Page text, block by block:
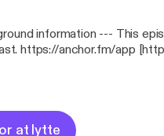
episode is sponsored by ·
https://anchor.fm/app
at lytte